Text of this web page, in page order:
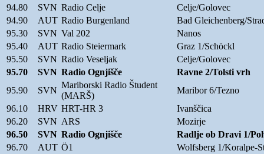
94.80
SVN Radio Celje
Celje/Golovec
94.90
AUT Radio Burgenland
Bad Gleichenberg/
95.30
SVN Val 202
Nanos
95.40
AUT Radio Steiermark
Graz 1/Schöckl
95.50
SVN Radio Veseljak
Celje/Golovec
95.70
SVN Radio Ognjišče
Ravne 2/Tolsti vrh
95.90
SVN
Mariborski Radio Študent
(MARŠ)
Maribor 6/Tezno
96.10
HRV HRT-HR 3
Ivanščica
96.20
SVN ARS
Mozirje
96.50
SVN Radio Ognjišče
Radlje ob Dravi 1/
96.70
AUT Ö1
Wolfsberg 1/Koralpe-